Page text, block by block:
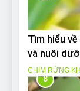
Tìm hiểu
và nuôi
CHIM RỪNG
8